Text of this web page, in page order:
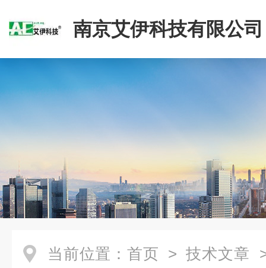
南京艾伊科技有限公司
当前位置： 首页 > 技术文章